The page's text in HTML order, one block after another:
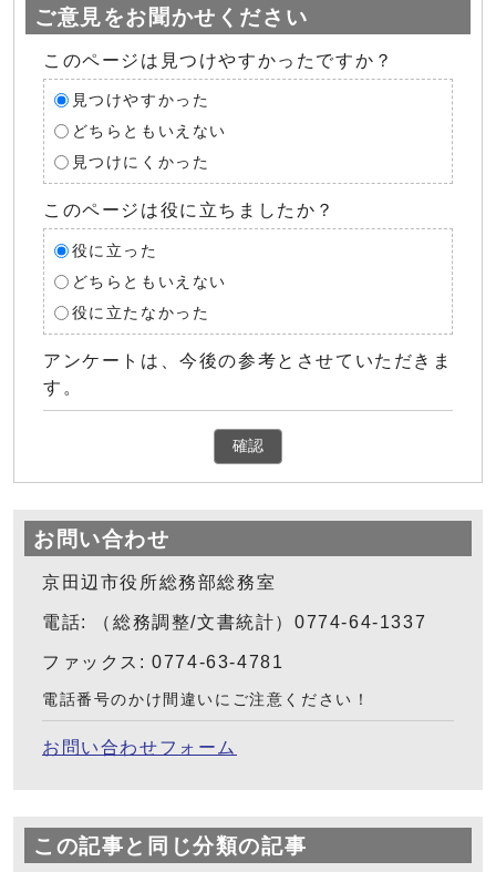
ご意見をお聞かせください
このページは見つけやすかったですか？
見つけやすかった
どちらともいえない
見つけにくかった
このページは役に立ちましたか？
役に立った
どちらともいえない
役に立たなかった
アンケートは、今後の参考とさせていただきま
す。
確認
お問い合わせ
京田辺市役所総務部総務室
電話: （総務調整/文書統計）0774-64-1337
ファックス: 0774-63-4781
電話番号のかけ間違いにご注意ください！
お問い合わせフォーム
この記事と同じ分類の記事